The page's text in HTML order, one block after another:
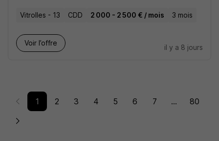
Vitrolles - 13 CDD 2 000 - 2 500 € / mois 3 mois
Voir l’offre
il y a 8 jours
1 2 3 4 5 6 7 ... 80